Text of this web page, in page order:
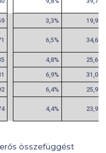
3,3%
19,9%
6,5% 34,6%
4,8%
25,6%
6,9%
31,0%
6,4%
25,9%
4,4% 23,9%
összefüggést